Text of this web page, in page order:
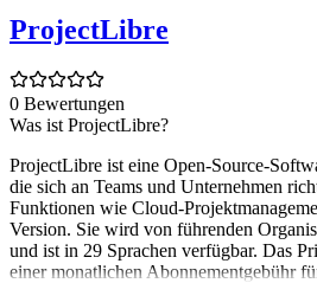
ProjectLibre
0 Bewertungen
Was ist ProjectLibre?
ProjectLibre ist eine Open-Source-
die sich an Teams und Unternehmen
Funktionen wie Cloud-
Version. Sie wird von führenden
und ist in 29 Sprachen verfügbar. Das
einer monatlichen Abonnementgebühr